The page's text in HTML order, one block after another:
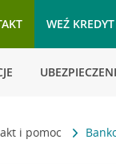
WEŹ KREDYT
i pomoc